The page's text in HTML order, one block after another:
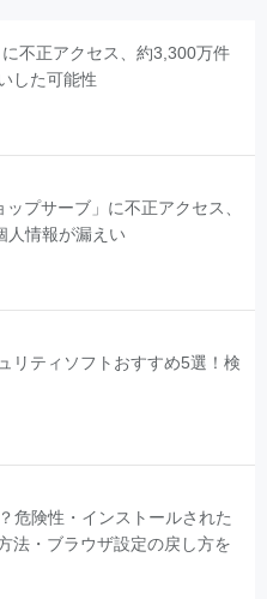
に不正アクセス、約3,300万件
した可能性
プサーブ」に不正アクセス、
人情報が漏えい
リティソフトおすすめ5選！検
危険性・インストールされた
法・ブラウザ設定の戻し方を